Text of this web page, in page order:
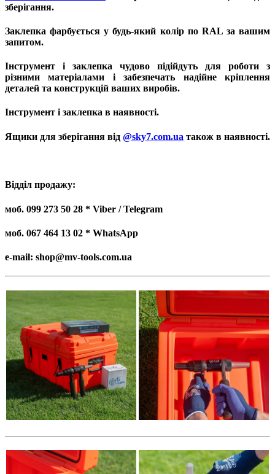
зберігання.
Заклепка фарбується у будь-який колір по RAL за вашим
запитом.
Інструмент і заклепка чудово підійдуть для роботи з
різними матеріалами і забезпечать надійне кріплення
деталей та конструкцій ваших виробів.
Інструмент і заклепка в наявності.
Ящики для зберігання від @sky7.com.ua також в наявності.
Відділ продажу:
моб. 099 273 50 28 * Viber / Telegram
моб. 067 464 13 02 * WhatsApp
e-mail: shop@mv-tools.com.ua